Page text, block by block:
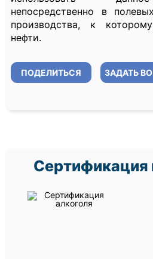
непосредственно в
производства, к
нефти.
ПОДЕЛИТЬСЯ ЗАДАТЬ
Сертификация